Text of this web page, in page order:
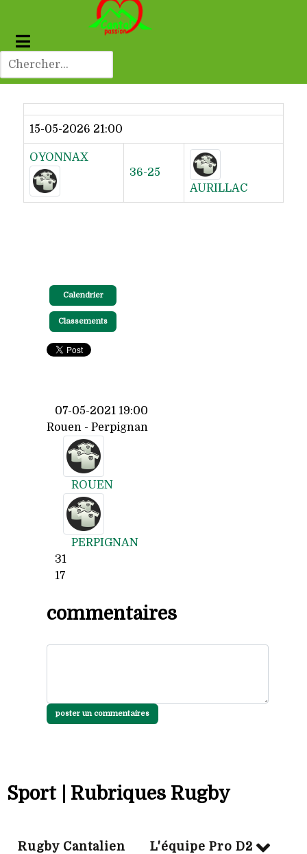
Dernier résultat
15-05-2026 21:00
OYONNAX
36-25
AURILLAC
Calendrier
Classements
07-05-2021 19:00
Rouen - Perpignan
ROUEN
PERPIGNAN
31
17
commentaires
poster un commentaires
Sport | Rubriques Rugby
Rugby Cantalien L'équipe Pro D2